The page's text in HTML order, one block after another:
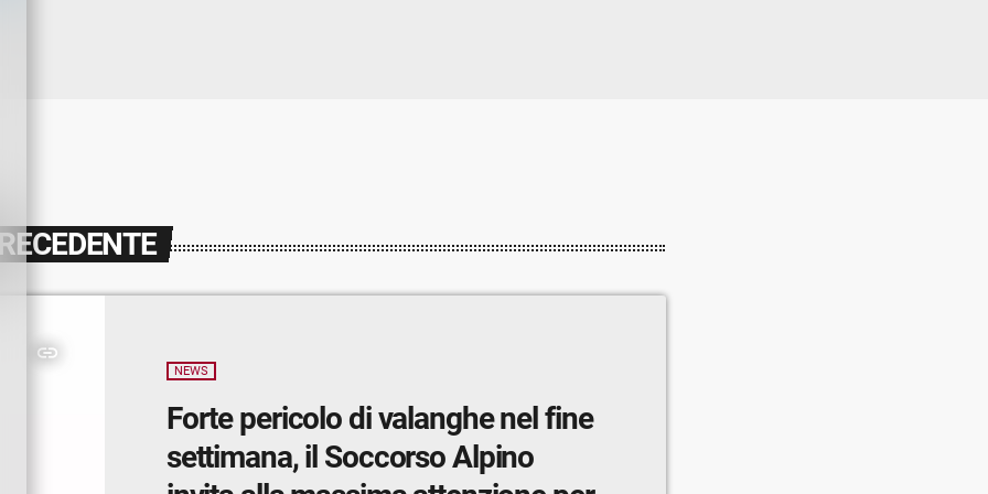
insert_link
NEWS
Forte pericolo di valanghe nel fine
settimana, il Soccorso Alpino